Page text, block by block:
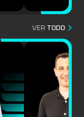
VER TODO